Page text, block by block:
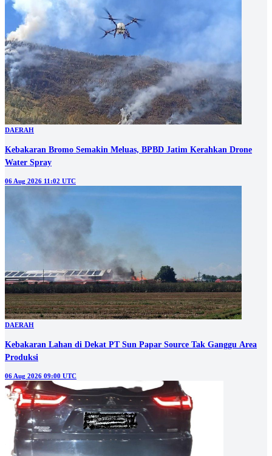
DAERAH
Kebakaran Bromo Semakin Meluas, BPBD Jatim Kerahkan Drone
Water Spray
06 Aug 2026 11:02 UTC
DAERAH
Kebakaran Lahan di Dekat PT Sun Papar Source Tak Ganggu Area
Produksi
06 Aug 2026 09:00 UTC